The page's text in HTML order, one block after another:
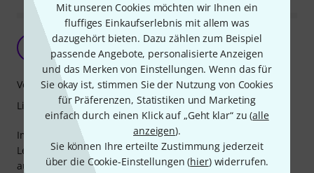
Mit unseren Cookies möchten wir Ihnen ein
fluffiges Einkaufserlebnis mit allem was
dazugehört bieten. Dazu zählen zum Beispiel
passende Angebote, personalisierte Anzeigen
und das Merken von Einstellungen. Wenn das für
Sie okay ist, stimmen Sie der Nutzung von Cookies
für Präferenzen, Statistiken und Marketing
einfach durch einen Klick auf „Geht klar“ zu (alle
anzeigen).
Sie können Ihre erteilte Zustimmung jederzeit
über die Cookie-Einstellungen (hier) widerrufen.
Sehr gute Lampe ... aber nur zeitlich begrenzt
MartinKa 11.10.2021
Im Grunde genommen eine sehr gute Lampe, die
Leuchtkraft ist sehr hoch, reicht aus, um mein Notenpult
auszuleuchten, lässt sich sehr gut anklemmen, der
Verarbeitung
Lichtausbeute